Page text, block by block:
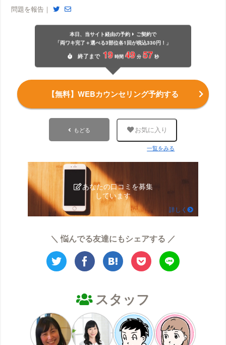
問題を報告｜
本日、当サイト経由の予約
ご契約で
「両ワキ完了＋選べる3部位各1回が税込330円！」
終了 まで 19 時間 49 分 56 秒
【無料】WEBカウンセリング予約する
もどる お気に入り
一覧をみる
あなたの口コミを募集
しています
詳しく
＼ 悩んでる友達にもシェアする ／
スタッフ